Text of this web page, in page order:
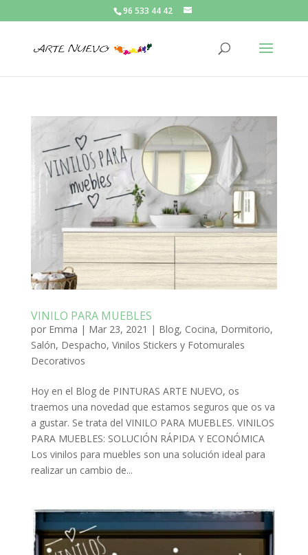
96 533 44 42
VINILO PARA MUEBLES
por Emma | Mar 23, 2021 | Blog, Cocina, Dormitorio,
Salón, Despacho, Vinilos Stickers y Fotomurales
Decorativos
Hoy en el Blog de PINTURAS ARTE NUEVO, os
traemos una novedad que estamos seguros que os va
a gustar. Se trata del VINILO PARA MUEBLES. VINILOS
PARA MUEBLES: SOLUCIÓN RÁPIDA Y ECONÓMICA
Los vinilos para muebles son una solución ideal para
realizar un cambio de...